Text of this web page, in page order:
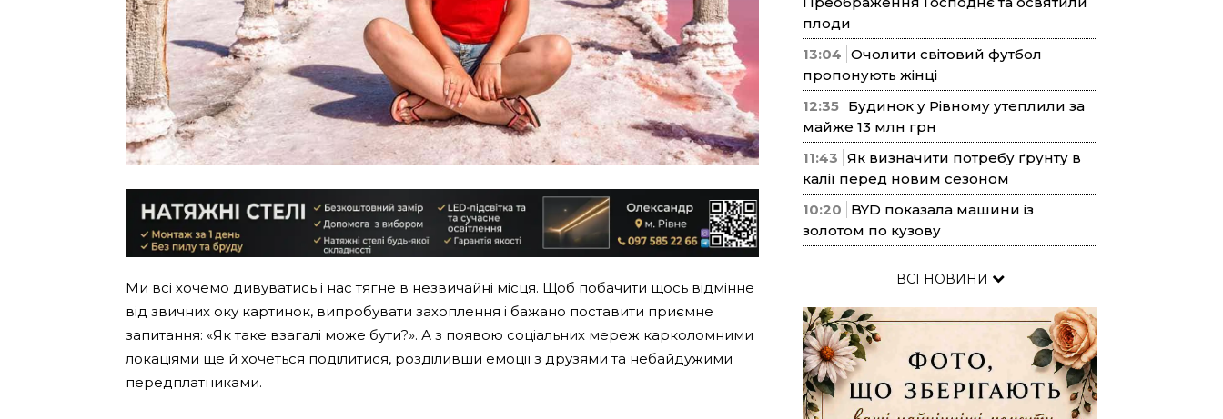
Ми всі хочемо дивуватись і нас тягне в незвичайні місця. Щоб побачити щось відмінне
від звичних оку картинок, випробувати захоплення і бажано поставити приємне
запитання: «Як таке взагалі може бути?». А з появою соціальних мереж карколомними
локаціями ще й хочеться поділитися, розділивши емоції з друзями та небайдужими
передплатниками.
плоди
13:04 Очолити світовий футбол
пропонують жінці
12:35 Будинок у Рівному утеплили за
майже 13 млн грн
11:43 Як визначити потребу ґрунту в
калії перед новим сезоном
10:20
BYD показала машини із
золотом по кузову
ВСІ НОВИНИ